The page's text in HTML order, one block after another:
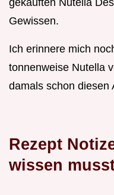
gekauften Nutella
Gewissen.
Ich erinnere mich
tonnenweise Nutella
damals schon diesen
Rezept
wissen